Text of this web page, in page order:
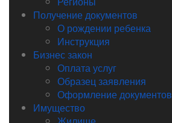
Получение документов
О рождении ребенка
Инструкция
Бизнес закон
Оплата услуг
Образец заявления
Оформление документов
Имущество